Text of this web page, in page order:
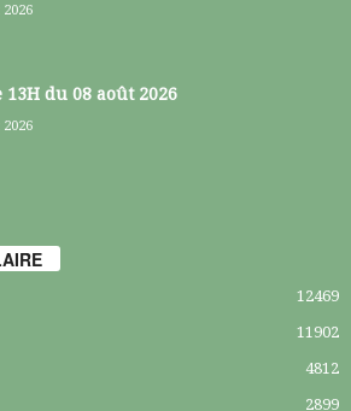
13H du 08 août 2026
12469
11902
4812
2899